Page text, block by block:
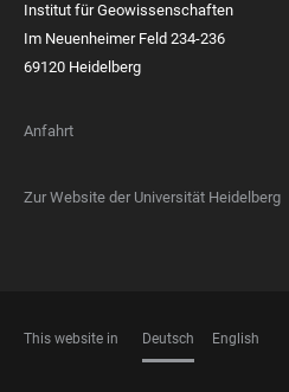
Institut für Geowissenschaften
Im Neuenheimer Feld 234-236
69120 Heidelberg
Anfahrt
Zur Website der Universität Heidelberg
This website in Deutsch English